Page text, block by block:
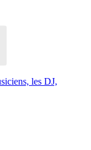
les DJ,